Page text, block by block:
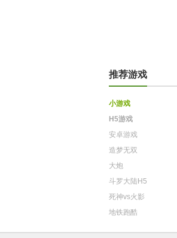
推荐游戏
小游戏
H5游戏
安卓游戏
造梦无双
大炮
斗罗大陆H5
死神vs火影
地铁跑酷